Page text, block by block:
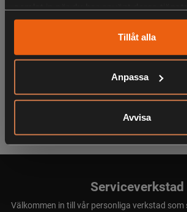
Tillåt alla
Anpassa
Avvisa
KÖPS OFTA
ANDRA HAR OCKSÅ
Serviceverkstad
Välkommen in till vår personliga verkstad